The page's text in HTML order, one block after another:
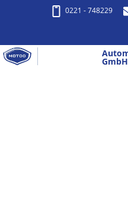
0221 - 748229
GmbH